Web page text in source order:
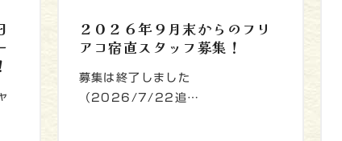
２０２６年９月末からのフリ
アコ宿直スタッフ募集！
募集は終了しました
（2026/7/22追…